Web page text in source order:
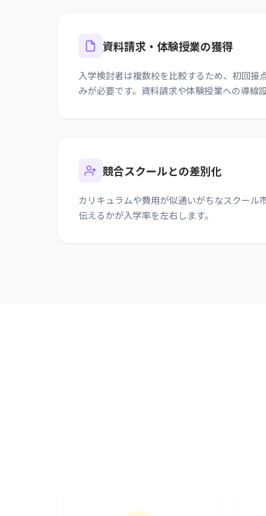
資料請求・体験授業の獲得
入学検討者は複数校を比較するため、初回接
みが必要です。資料請求や体験授業への導線
競合スクールとの差別化
カリキュラムや費用が似通いがちなスクール
伝えるかが入学率を左右します。